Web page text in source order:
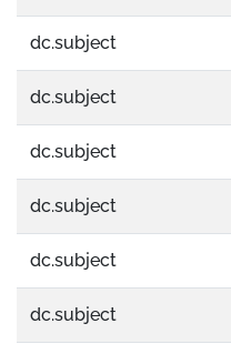
dc.subject
dc.subject
dc.subject
dc.subject
dc.subject
dc.subject